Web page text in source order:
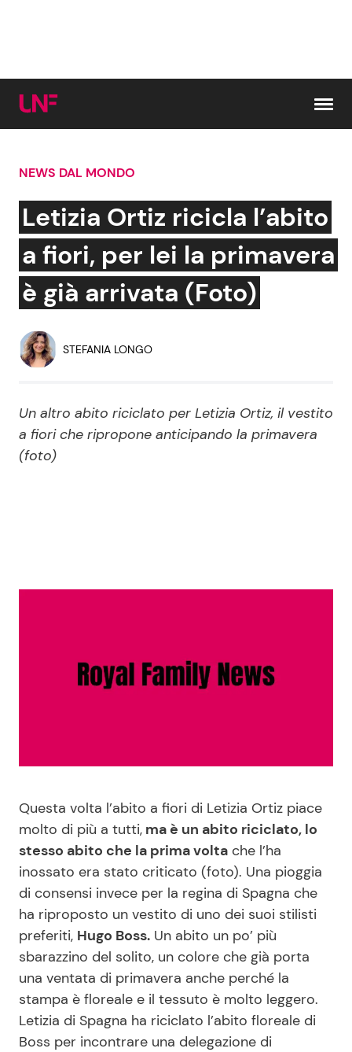
Cerca:
News e Cronaca
Attualità Italiana
Economia
Persone Scomparse
Politica
Gossip e TV
Bellezze VIP
Programmi TV
News Cinema
News Spettacolo
News dal mondo
Casa
Moda e Style
Mondo Mamma
News benessere
Salute
Viaggi e Turismo
Festività
Consigli di Cucina
Dolci
Le Ricette in TV
Primi Piatti
Ricette Facili e Veloci
Ricette Feste
Ricette per Bambini
NEWS DAL MONDO
Letizia Ortiz ricicla l’abito
a fiori, per lei la primavera
è già arrivata (Foto)
STEFANIA LONGO
Un altro abito riciclato per Letizia Ortiz, il vestito
a fiori che ripropone anticipando la primavera
(foto)
Questa volta l’abito a fiori di Letizia Ortiz piace
molto di più a tutti, ma è un abito riciclato, lo
stesso abito che la prima volta che l’ha
inossato era stato criticato (foto). Una pioggia
di consensi invece per la regina di Spagna che
ha riproposto un vestito di uno dei suoi stilisti
preferiti, Hugo Boss. Un abito un po’ più
sbarazzino del solito, un colore che già porta
una ventata di primavera anche perché la
stampa è floreale e il tessuto è molto leggero.
Letizia di Spagna ha riciclato l’abito floreale di
Boss per incontrare una delegazione di